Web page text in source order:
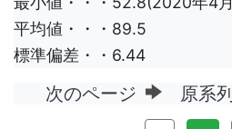
平均値・・・89.5
標準偏差・・6.44
次のページ 原系